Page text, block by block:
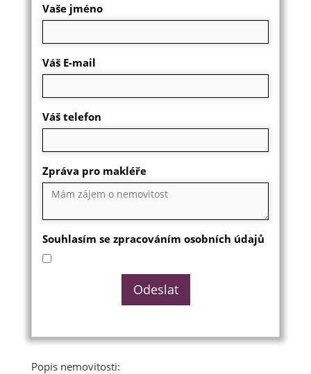
Vaše jméno
Váš E-mail
Váš telefon
Zpráva pro makléře
Souhlasím se zpracováním osobních údajů
Popis nemovitosti: